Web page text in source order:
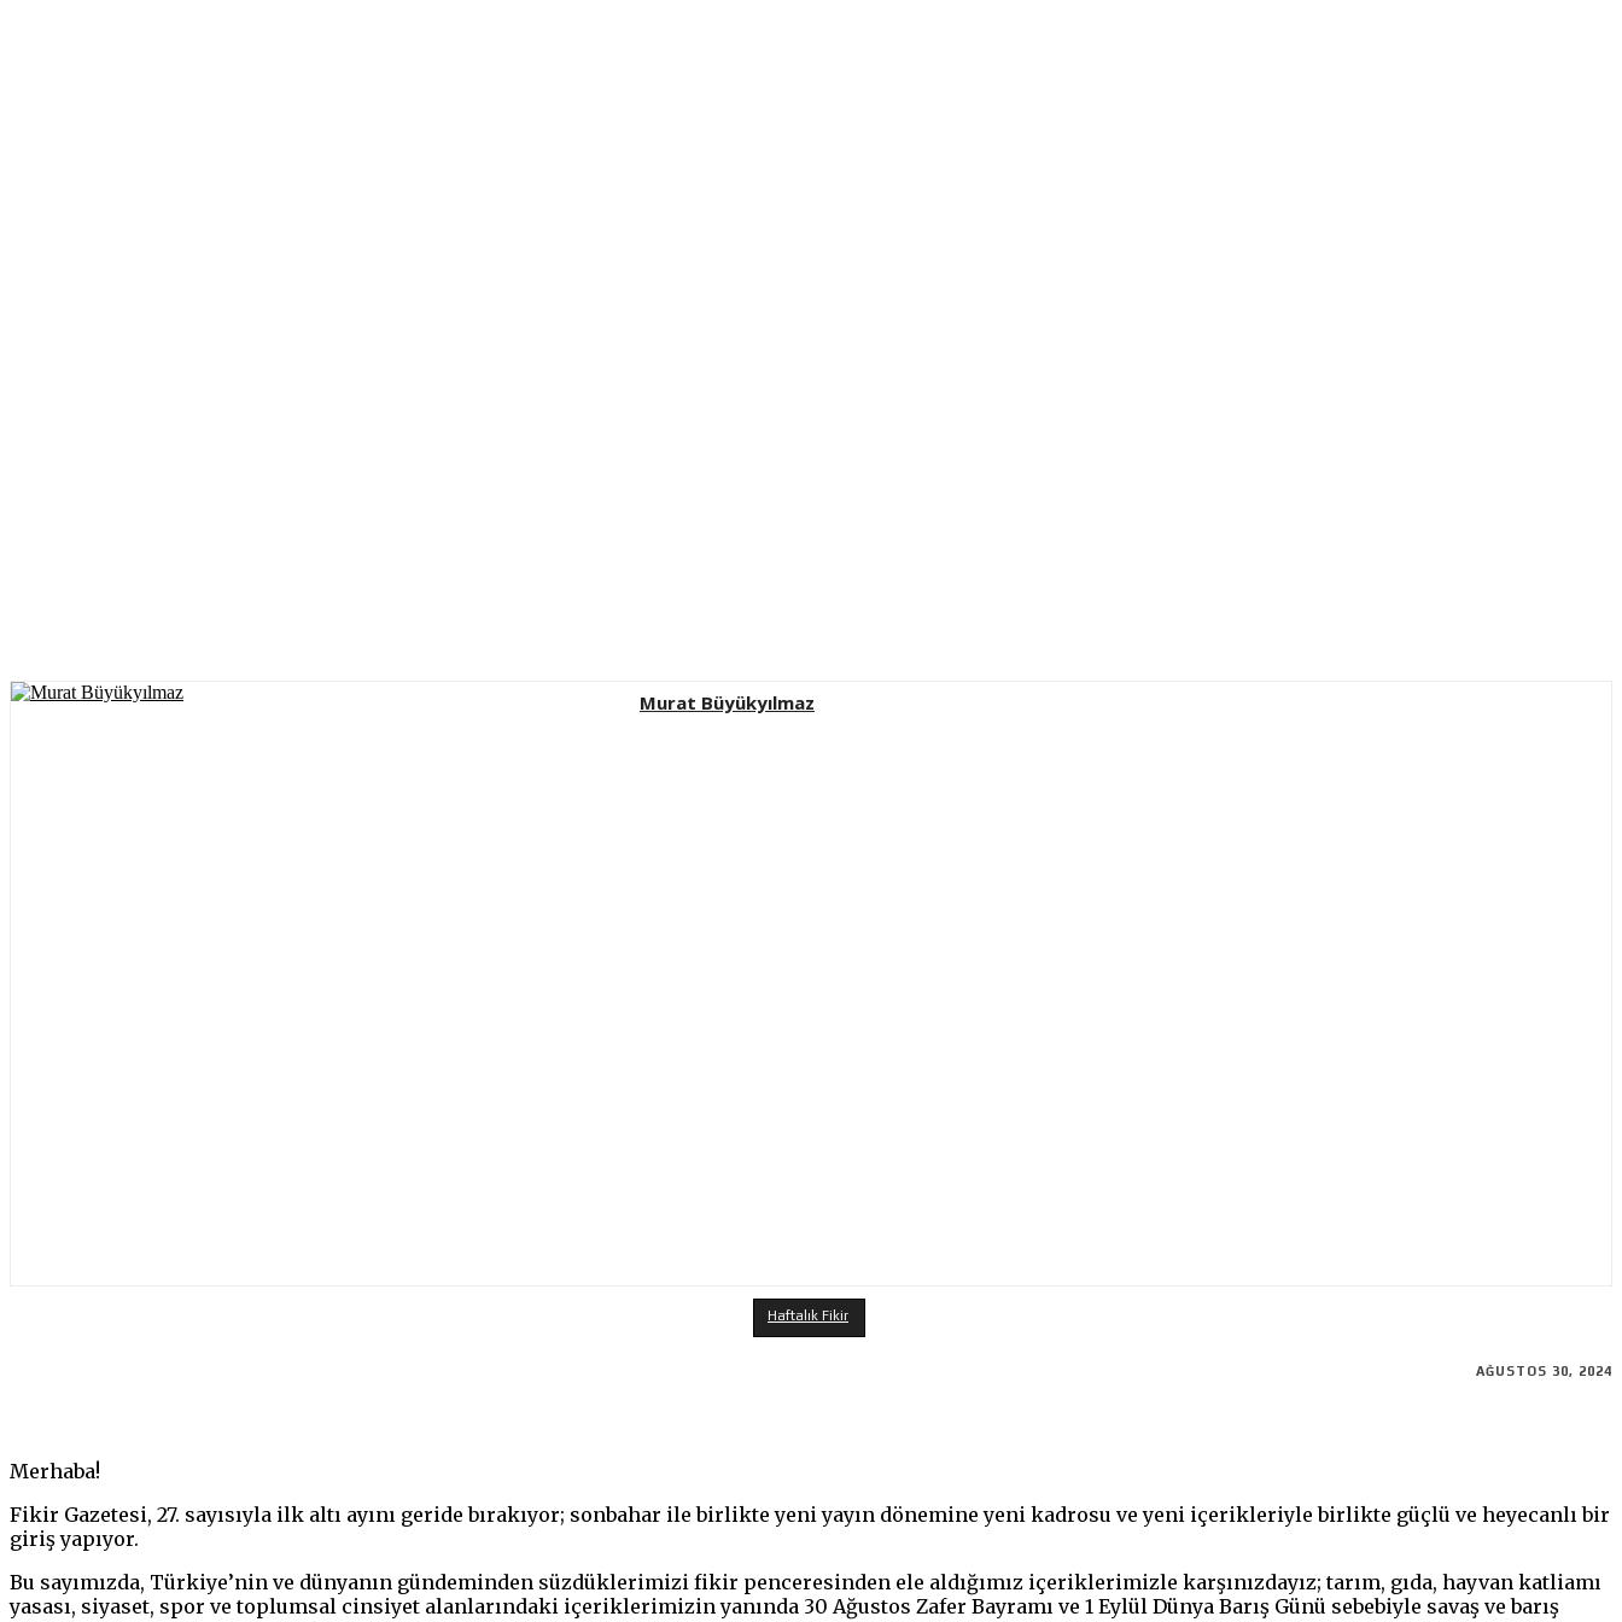
Murat Büyükyılmaz
Haftalık Fikir
AĞUSTOS 30, 2024
Merhaba!
Fikir Gazetesi, 27. sayısıyla ilk altı ayını geride bırakıyor; sonbahar ile birlikte yeni yayın dönemine yeni kadrosu ve yeni içerikleriyle birlikte güçlü ve heyecanlı bir
giriş yapıyor.
Bu sayımızda, Türkiye’nin ve dünyanın gündeminden süzdüklerimizi fikir penceresinden ele aldığımız içeriklerimizle karşınızdayız; tarım, gıda, hayvan katliamı
yasası, siyaset, spor ve toplumsal cinsiyet alanlarındaki içeriklerimizin yanında 30 Ağustos Zafer Bayramı ve 1 Eylül Dünya Barış Günü sebebiyle savaş ve barış